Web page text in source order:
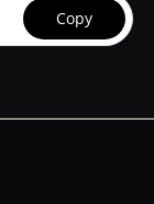
Copy